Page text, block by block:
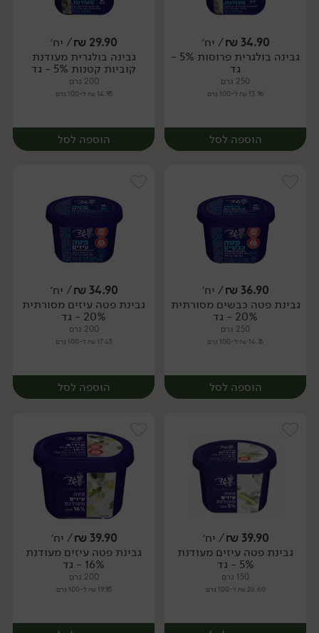
יח׳ יח׳
34.90
₪/ יח׳
גבינה בולגרית פרוסות 5% -
גד
250 גרם
13.96 ₪ ל-100 גרם
הוספה לסל
יח׳
29.90
₪/ יח׳
גבינה בולגרית מעודנת
קוביות קטנות 5% - גד
200 גרם
14.95 ₪ ל-100 גרם
הוספה לסל
יח׳
36.90
₪/ יח׳
גבינת פטה כבשים מסורתית
20% - גד
250 גרם
14.76 ₪ ל-100 גרם
הוספה לסל
יח׳
34.90
₪/ יח׳
גבינת פטה עיזים מסורתית
20% - גד
200 גרם
17.45 ₪ ל-100 גרם
הוספה לסל
יח׳
39.90
₪/ יח׳
גבינת פטה עיזים מעודנת
5% - גד
150 גרם
26.60 ₪ ל-100 גרם
39.90
₪/ יח׳
גבינת פטה עיזים מעודנת
16% - גד
200 גרם
19.95 ₪ ל-100 גרם